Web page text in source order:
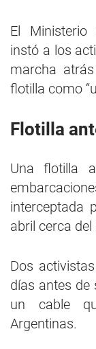
El Ministerio
instó a los
marcha
flotilla como
Flotilla
Una flotilla
interceptada
abril cerca del
Dos
días antes de
un cable
Argentinas.